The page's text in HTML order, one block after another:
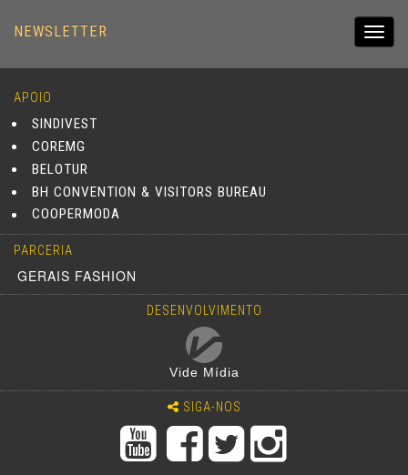
NEWSLETTER
APOIO
SINDIVEST
COREMG
BELOTUR
BH CONVENTION & VISITORS BUREAU
COOPERMODA
PARCERIA
GERAIS FASHION
DESENVOLVIMENTO
Vide Mídia
SIGA-NOS